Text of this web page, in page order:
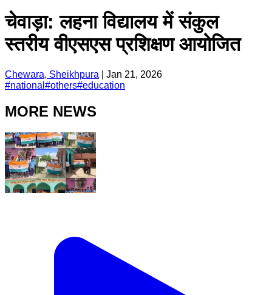
चेवाड़ा: लहना विद्यालय में संकुल
स्तरीय वीएसएस प्रशिक्षण आयोजित
Chewara, Sheikhpura
Jan 21, 2026
#national #others#education
MORE NEWS